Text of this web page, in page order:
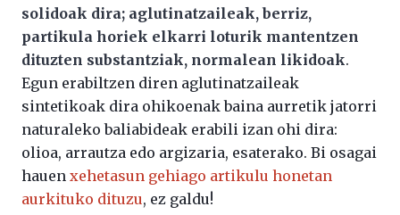
solidoak dira; aglutinatzaileak, berriz,
partikula horiek elkarri loturik mantentzen
dituzten substantziak, normalean likidoak.
Egun erabiltzen diren aglutinatzaileak
sintetikoak dira ohikoenak baina aurretik jatorri
naturaleko baliabideak erabili izan ohi dira:
olioa, arrautza edo argizaria, esaterako. Bi osagai
hauen xehetasun gehiago artikulu honetan
aurkituko dituzu, ez galdu!